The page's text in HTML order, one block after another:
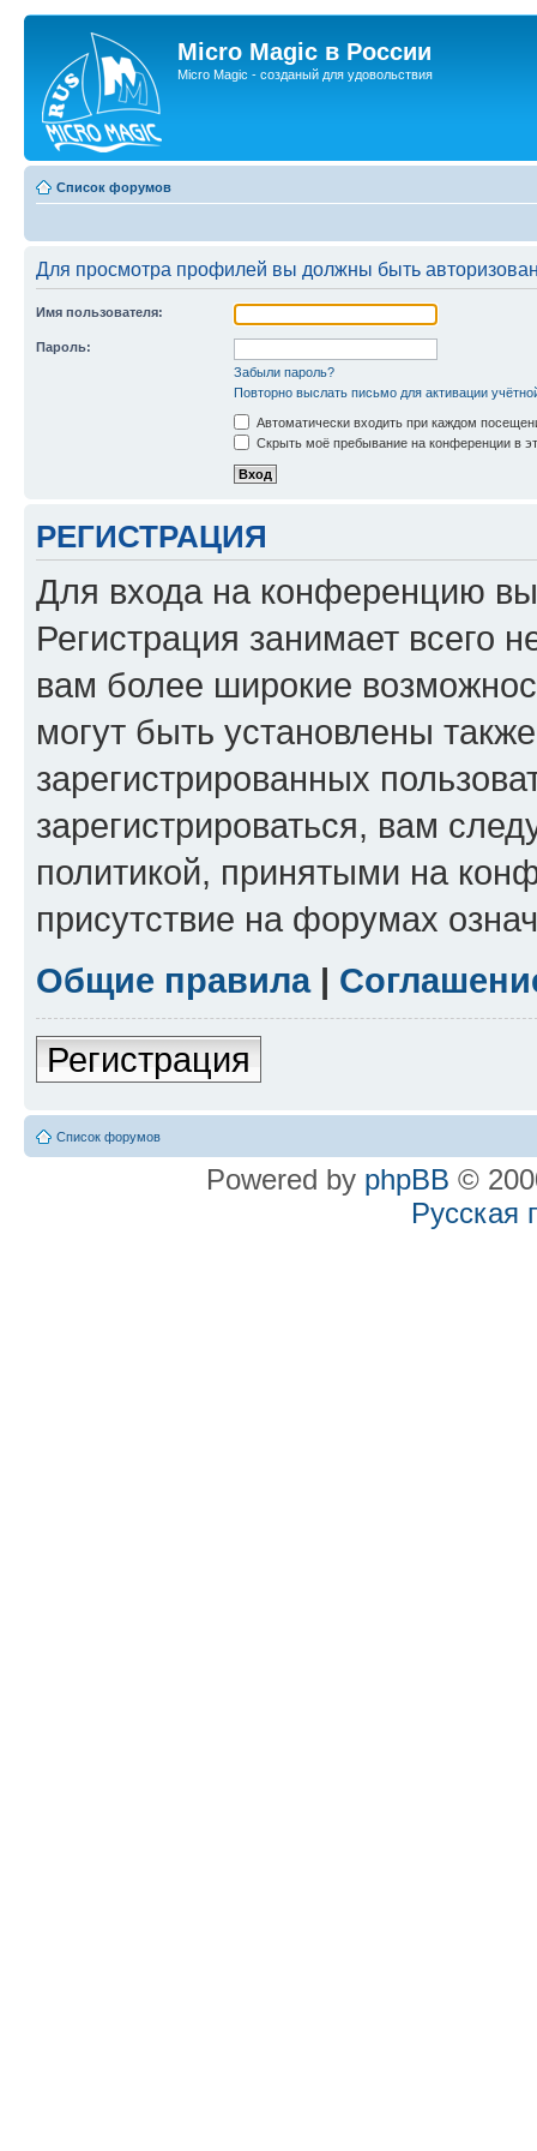
Micro Magic в России
Micro Magic - созданый для удовольствия
Список форумов
Для просмотра профилей вы должны быть
Имя пользователя:
Пароль:
Забыли пароль?
Повторно выслать письмо для активации
Автоматически входить при каждом
Скрыть моё пребывание на конференции в
РЕГИСТРАЦИЯ
Для входа на конференцию
Регистрация занимает всего
вам более широкие
могут быть установлены
зарегистрированных
зарегистрироваться, вам
политикой, принятыми на
присутствие на форумах
Общие правила|
Регистрация
Список форумов
Powered by phpBB ©
Русская